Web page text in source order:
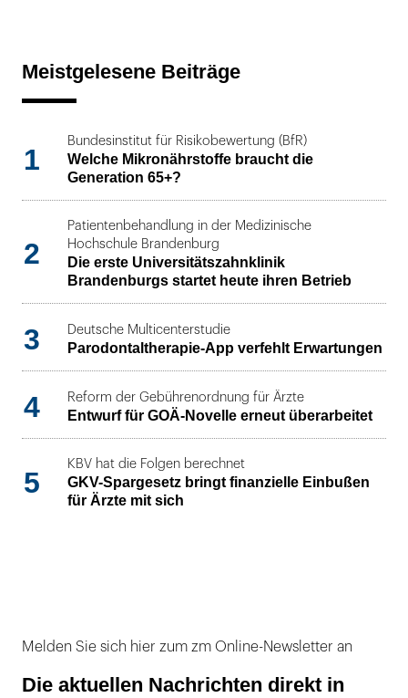
Meistgelesene Beiträge
1
Bundesinstitut für Risikobewertung (BfR)
Welche Mikronährstoffe braucht die
Generation 65+?
2
Patientenbehandlung in der Medizinische
Hochschule Brandenburg
Die erste Universitätszahnklinik
Brandenburgs startet heute ihren Betrieb
3 Deutsche Multicenterstudie
Parodontaltherapie-App verfehlt Erwartungen
4 Reform der Gebührenordnung für Ärzte
Entwurf für GOÄ-Novelle erneut überarbeitet
5
KBV hat die Folgen berechnet
GKV-Spargesetz bringt finanzielle Einbußen
für Ärzte mit sich
Melden Sie sich hier zum zm Online-Newsletter an
Die aktuellen Nachrichten direkt in